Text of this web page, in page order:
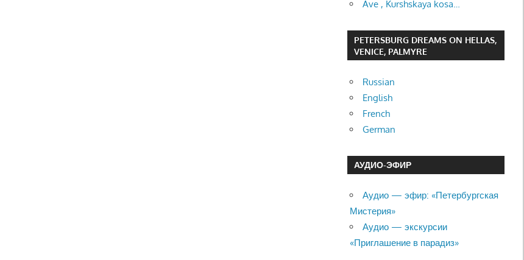
Ave , Kurshskaya kosa…
PETERSBURG DREAMS ON HELLAS,
VENICE, PALMYRE
Russian
English
French
German
АУДИО-ЭФИР
Аудио — эфир: «Петербургская
Мистерия»
Аудио — экскурсии
«Приглашение в парадиз»